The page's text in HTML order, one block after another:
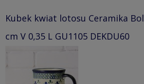
Kubek kwiat lotosu Ceramika
cm V 0,35 L GU1105 DEKDU60